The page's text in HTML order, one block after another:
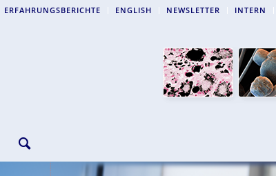
ERFAHRUNGSBERICHTE ENGLISH NEWSLETTER INTERN